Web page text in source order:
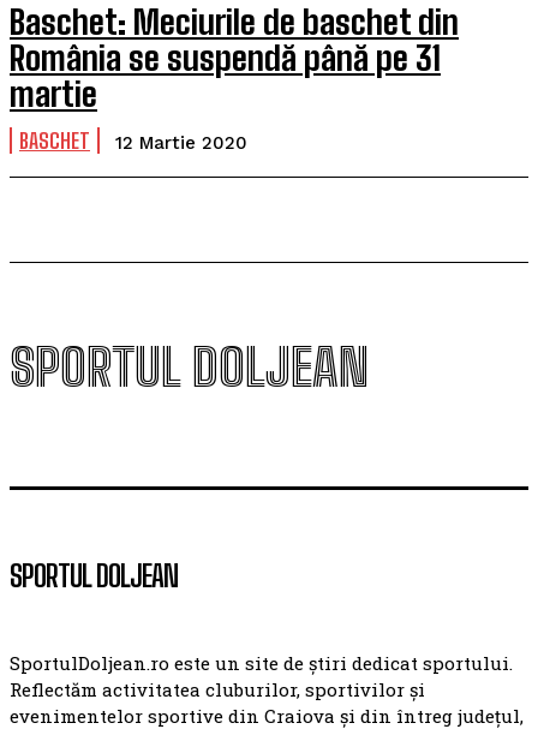
Baschet: Meciurile de baschet din
România se suspendă până pe 31
martie
BASCHET 12 Martie 2020
SPORTUL DOLJEAN
SPORTUL DOLJEAN
SportulDoljean.ro este un site de știri dedicat sportului.
Reflectăm activitatea cluburilor, sportivilor și
evenimentelor sportive din Craiova și din întreg județul,